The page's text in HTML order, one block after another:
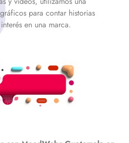
para contar historias
en una marca.